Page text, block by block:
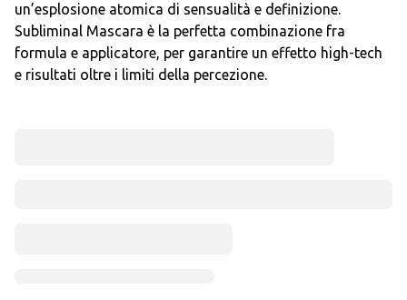
un’esplosione atomica di sensualità e definizione.
Subliminal Mascara è la perfetta combinazione fra
formula e applicatore, per garantire un effetto high-tech
e risultati oltre i limiti della percezione.